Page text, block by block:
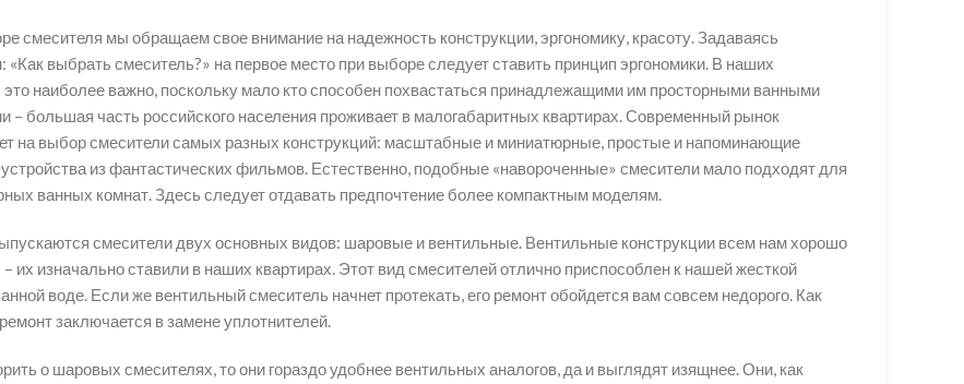
смесителя мы обращаем свое внимание на надежность конструкции, эргономику, красоту. Задаваясь
«Как выбрать смеситель?» на первое место при выборе следует ставить принцип эргономики. В наших
это наиболее важно, поскольку мало кто способен похвастаться принадлежащими им просторными ванными
– большая часть российского населения проживает в малогабаритных квартирах. Современный рынок
на выбор смесители самых разных конструкций: масштабные и миниатюрные, простые и напоминающие
из фантастических фильмов. Естественно, подобные «навороченные» смесители мало подходят для
ванных комнат. Здесь следует отдавать предпочтение более компактным моделям.
смесители двух основных видов: шаровые и вентильные. Вентильные конструкции всем нам хорошо
– их изначально ставили в наших квартирах. Этот вид смесителей отлично приспособлен к нашей жесткой
воде. Если же вентильный смеситель начнет протекать, его ремонт обойдется вам совсем недорого. Как
заключается в замене уплотнителей.
о шаровых смесителях, то они гораздо удобнее вентильных аналогов, да и выглядят изящнее. Они, как